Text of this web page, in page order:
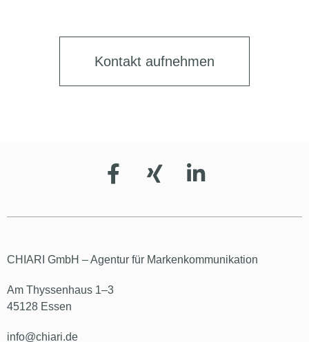
Kontakt aufnehmen
CHIARI GmbH – Agentur für Markenkommunikation
Am Thyssenhaus 1–3
45128 Essen
info@chiari.de